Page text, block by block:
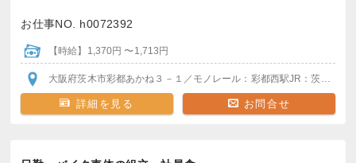
お仕事NO. h0072392
【時給】1,370円 〜1,713円
大阪府茨木市彩都あかね３－１ ／モノレール：彩都西駅JR：茨木駅
詳細を見る お問合せ